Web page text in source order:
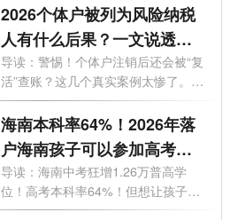
2026个体户被列为风险纳税
人有什么后果？一文说透原
因与解除办法
导读：警惕！个体户注销后还会被“复
活”查账？这几个真实案例太惨了。
最...
海南本科率64%！2026年落
户海南孩子可以参加高考
吗？答案来了！
导读：海南中考狂增1.26万普高学
位！高考本科率64%！但想让孩子来
海南高考...